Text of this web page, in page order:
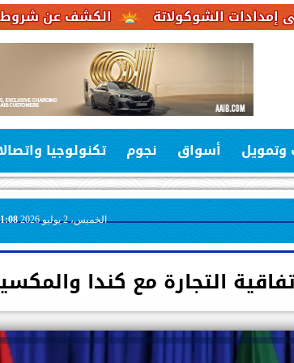
الكشف عن شروط الزمالك
وتمويل أسواق نجوم تكنولوجيا
الخميس، 2 يوليو 2026 11:08
التجارة مع كندا